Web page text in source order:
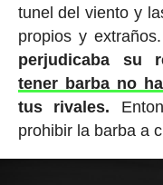
tunel del viento y
propios y extraños.
perjudicaba su
tener barba no
tus rivales.
prohibir la barba a